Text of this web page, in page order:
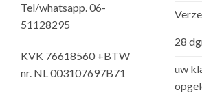
Tel/whatsapp. 06-
51128295
KVK 76618560 +BTW
nr. NL 003107697B71
28
uw